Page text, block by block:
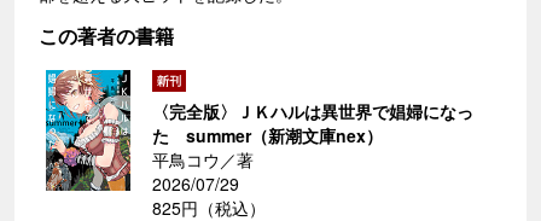
この著者の書籍
〈完全版〉ＪＫハルは異世界で娼婦になっ
た summer（新潮文庫nex）
平鳥コウ／著
2026/07/29
825円（税込）